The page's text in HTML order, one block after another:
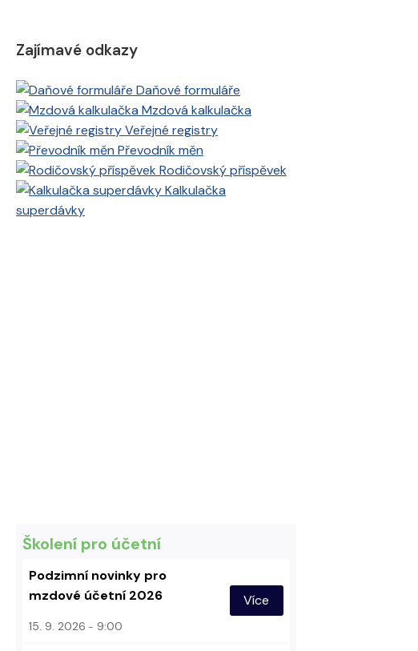
Zajímavé odkazy
Daňové formuláře
Mzdová kalkulačka
Veřejné registry
Převodník měn
Rodičovský příspěvek
Kalkulačka
superdávky
Školení pro účetní
Podzimní novinky pro
mzdové účetní 2026
15. 9. 2026 9:00
Více